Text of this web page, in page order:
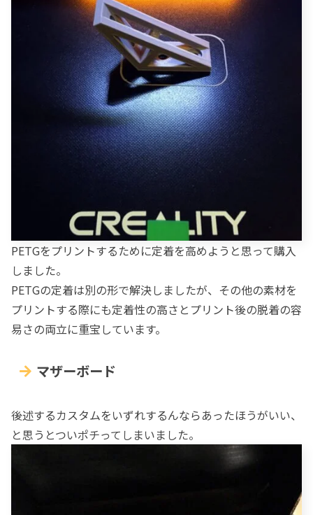
PETGをプリントするために定着を高めようと思って購入
しました。
PETGの定着は別の形で解決しましたが、その他の素材を
プリントする際にも定着性の高さとプリント後の脱着の容
易さの両立に重宝しています。
マザーボード
後述するカスタムをいずれするんならあったほうがいい、
と思うとついポチってしまいました。